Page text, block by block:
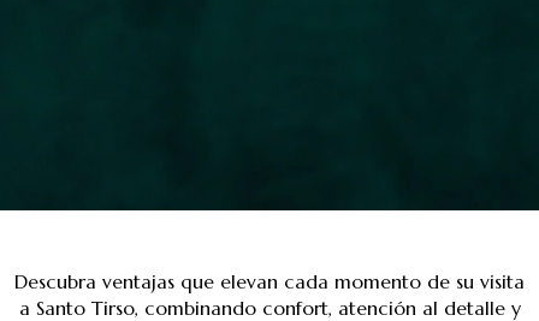
Descubra ventajas que elevan cada momento de su visita
a Santo Tirso, combinando confort, atención al detalle y